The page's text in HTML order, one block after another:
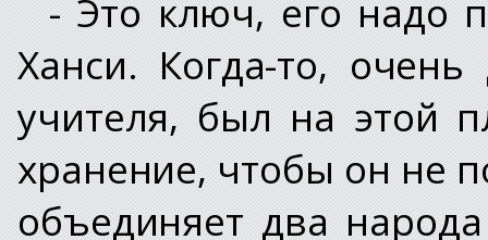
- Это ключ, его надо
Ханси. Когда-то,
учителя, был на этой
хранение, чтобы он не
объединяет два